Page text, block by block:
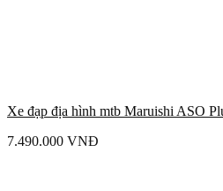
Xe đạp địa hình mtb Maruishi ASO
7.490.000 VNĐ